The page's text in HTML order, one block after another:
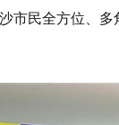
市民全方位、